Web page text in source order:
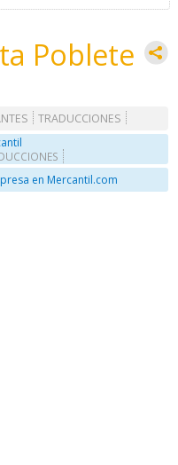
Poblete
TRADUCCIONES
en Mercantil.com